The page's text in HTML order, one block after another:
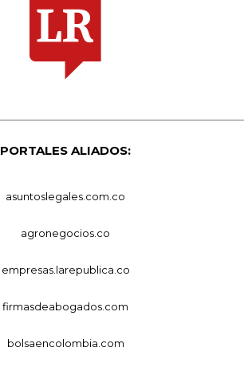
PORTALES ALIADOS:
asuntoslegales.com.co
agronegocios.co
empresas.larepublica.co
firmasdeabogados.com
bolsaencolombia.com